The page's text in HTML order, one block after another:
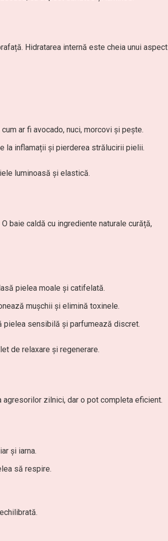
Hidratarea internă este cheia unui aspect
cum ar fi avocado, nuci, morcovi și pește.
la inflamații și pierderea strălucirii pielii.
luminoasă și elastică.
baie caldă cu ingrediente naturale curăță,
pielea moale și catifelată.
mușchii și elimină toxinele.
pielea sensibilă și parfumează discret.
de relaxare și regenerare.
zilnici, dar o pot completa eficient.
și iarna.
să respire.